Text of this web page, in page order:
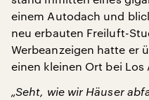
einem Autodach und
neu erbauten Freiluft-
Werbeanzeigen hatte er
einen kleinen Ort bei Los
„Seht, wie wir Häuser